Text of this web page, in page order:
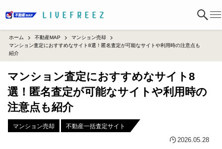
ホーム 不動産MAP
マンション売却
マンション査定におすすめなサイト8選！匿名査定が可能なサイトや利用時の注意点も
紹介
マンション査定におすすめなサイト8
選！匿名査定が可能なサイトや利用時の
注意点も紹介
マンション売却 不動産一括査定サイト
2026.05.28